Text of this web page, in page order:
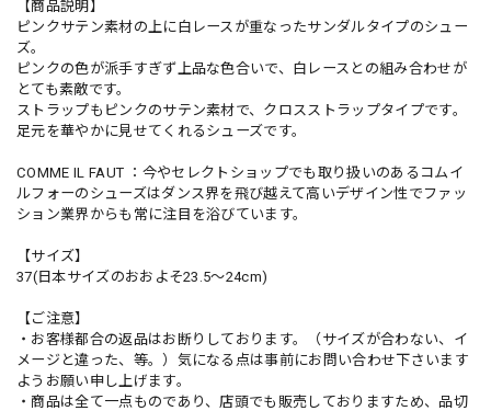
【商品説明】
ピンクサテン素材の上に白レースが重なったサンダルタイプのシュー
ズ。
ピンクの色が派手すぎず上品な色合いで、白レースとの組み合わせが
とても素敵です。
ストラップもピンクのサテン素材で、クロスストラップタイプです。
足元を華やかに見せてくれるシューズです。
COMME IL FAUT ：今やセレクトショップでも取り扱いのあるコムイ
ルフォーのシューズはダンス界を飛び越えて高いデザイン性でファッ
ション業界からも常に注目を浴びています。
【サイズ】
37(日本サイズのおおよそ23.5〜24cm)
【ご注意】
・お客様都合の返品はお断りしております。（サイズが合わない、イ
メージと違った、等。）気になる点は事前にお問い合わせ下さいます
ようお願い申し上げます。
・商品は全て一点ものであり、店頭でも販売しておりますため、品切